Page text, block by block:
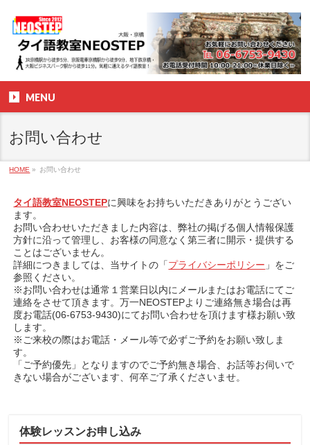
MENU
お問い合わせ
HOME » お問い合わせ
タイ語教室NEOSTEPに興味をお持ちいただきありがとうござい
ます。
お問い合わせいただきました内容は、弊社の掲げる個人情報保護
方針に沿って管理し、お客様の同意なく第三者に開示・提供する
ことはございません。
詳細につきましては、当サイトの「プライバシーポリシー 」をご
参照ください。
※お問い合わせは通常１営業日以内にメールまたはお電話にてご
連絡をさせて頂きます。万一NEOSTEPよりご連絡無き場合は再
度お電話(06-6753-9430)にてお問い合わせを頂けます様お願い致
します。
※ご来校の際はお電話・メール等で必ずご予約をお願い致しま
す。
「ご予約優先」となりますのでご予約無き場合、お話等お伺いで
きない場合がございます、何卒ご了承くださいませ。
体験レッスンお申し込み